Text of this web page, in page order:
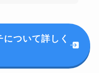
ついて詳しく